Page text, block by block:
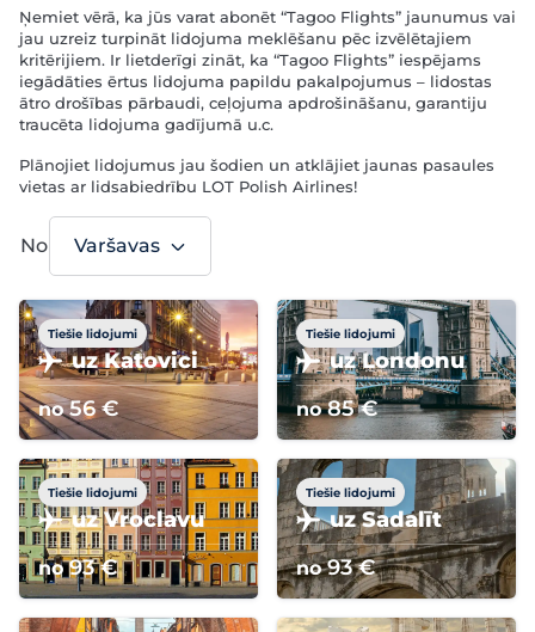
Ņemiet vērā, ka jūs varat abonēt “Tagoo Flights” jaunumus vai
jau uzreiz turpināt lidojuma meklēšanu pēc izvēlētajiem
kritērijiem. Ir lietderīgi zināt, ka “Tagoo Flights” iespējams
iegādāties ērtus lidojuma papildu pakalpojumus – lidostas
ātro drošības pārbaudi, ceļojuma apdrošināšanu, garantiju
traucēta lidojuma gadījumā u.c.
Plānojiet lidojumus jau šodien un atklājiet jaunas pasaules
vietas ar lidsabiedrību LOT Polish Airlines!
No Varšavas
Tiešie lidojumi
no Varšavas
uz Katovici
no56 €
Tiešie lidojumi
no Varšavas
uz Londonu
no85 €
Tiešie lidojumi
no Varšavas
uz Vroclavu
no93 €
Tiešie lidojumi
no Varšavas
uz Sadalīt
no93 €